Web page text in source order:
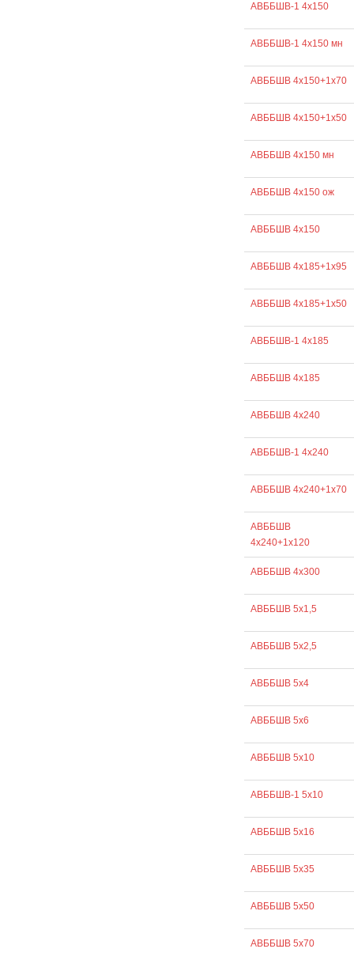
АВББШВ-1 4х150
АВББШВ-1 4х150 мн
АВББШВ 4х150+1х70
АВББШВ 4х150+1х50
АВББШВ 4х150 мн
АВББШВ 4х150 ож
АВББШВ 4х150
АВББШВ 4х185+1х95
АВББШВ 4х185+1х50
АВББШВ-1 4х185
АВББШВ 4х185
АВББШВ 4х240
АВББШВ-1 4х240
АВББШВ 4х240+1х70
АВББШВ
4х240+1х120
АВББШВ 4х300
АВББШВ 5х1,5
АВББШВ 5х2,5
АВББШВ 5х4
АВББШВ 5х6
АВББШВ 5х10
АВББШВ-1 5х10
АВББШВ 5х16
АВББШВ 5х35
АВББШВ 5х50
АВББШВ 5х70